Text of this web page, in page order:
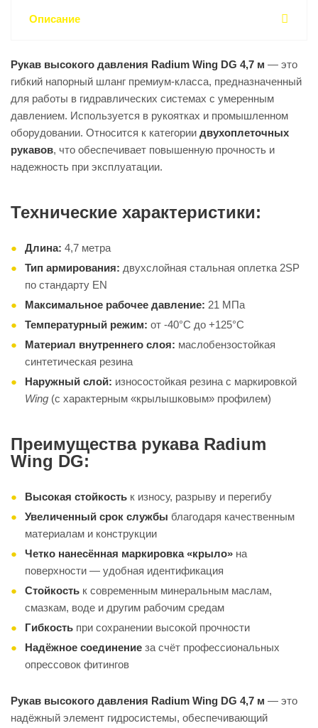
Описание
Рукав высокого давления Radium Wing DG 4,7 м — это
гибкий напорный шланг премиум-класса, предназначенный
для работы в гидравлических системах с умеренным
давлением. Используется в рукоятках и промышленном
оборудовании. Относится к категории двухоплеточных
рукавов, что обеспечивает повышенную прочность и
надежность при эксплуатации.
Технические характеристики:
Длина: 4,7 метра
Тип армирования: двухслойная стальная оплетка 2SP
по стандарту EN
Максимальное рабочее давление: 21 МПа
Температурный режим: от -40°C до +125°C
Материал внутреннего слоя: маслобензостойкая
синтетическая резина
Наружный слой: износостойкая резина с маркировкой
Wing (с характерным «крылышковым» профилем)
Преимущества рукава Radium
Wing DG:
Высокая стойкость к износу, разрыву и перегибу
Увеличенный срок службы благодаря качественным
материалам и конструкции
Четко нанесённая маркировка «крыло» на
поверхности — удобная идентификация
Стойкость к современным минеральным маслам,
смазкам, воде и другим рабочим средам
Гибкость при сохранении высокой прочности
Надёжное соединение за счёт профессиональных
опрессовок фитингов
Рукав высокого давления Radium Wing DG 4,7 м — это
надёжный элемент гидросистемы, обеспечивающий